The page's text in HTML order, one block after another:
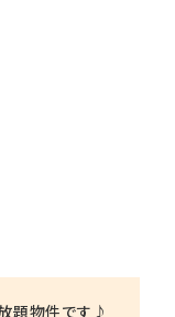
題物件です♪